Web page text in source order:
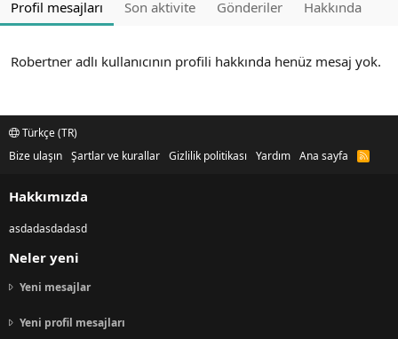
Profil mesajları Son aktivite Gönderiler Hakkında
Robertner adlı kullanıcının profili hakkında henüz mesaj yok.
Türkçe (TR)
Bize ulaşın Şartlar ve kurallar Gizlilik politikası Yardım Ana sayfa
R
Hakkımızda
asdadasdadasd
Neler yeni
Yeni mesajlar
Yeni profil mesajları